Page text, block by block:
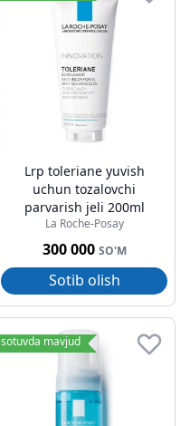
Lrp toleriane yuvish
uchun tozalovchi
parvarish jeli 200ml
La Roche-Posay
300 000 SO'M
Sotib olish
sotuvda mavjud